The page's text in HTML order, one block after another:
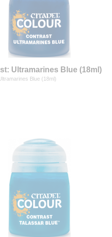
Ultramarines Blue (18ml)
Blue (18ml)